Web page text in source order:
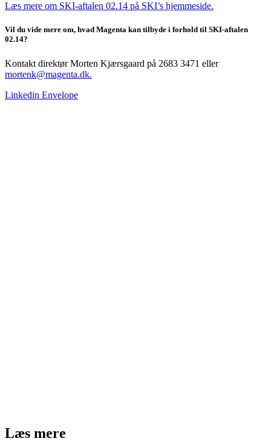
Læs mere om SKI-aftalen 02.14 på SKI’s hjemmeside.
Vil du vide mere om, hvad Magenta kan tilbyde i forhold til SKI-aftalen
02.14?
Kontakt direktør Morten Kjærsgaard på 2683 3471 eller
mortenk@magenta.dk.
Linkedin Envelope
Læs mere